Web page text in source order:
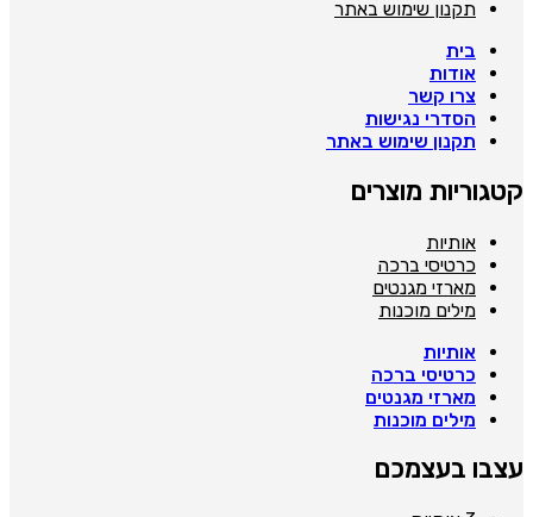
תקנון שימוש באתר
בית
אודות
צרו קשר
הסדרי נגישות
תקנון שימוש באתר
מוצרים
אותיות
כרטיסי ברכה
מארזי מגנטים
מילים מוכנות
אותיות
כרטיסי ברכה
מארזי מגנטים
מילים מוכנות
בעצמכם